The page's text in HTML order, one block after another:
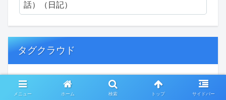
話）（日記）
タグクラウド
精神病患者の日常
メニュー ホーム 検索 トップ サイドバー